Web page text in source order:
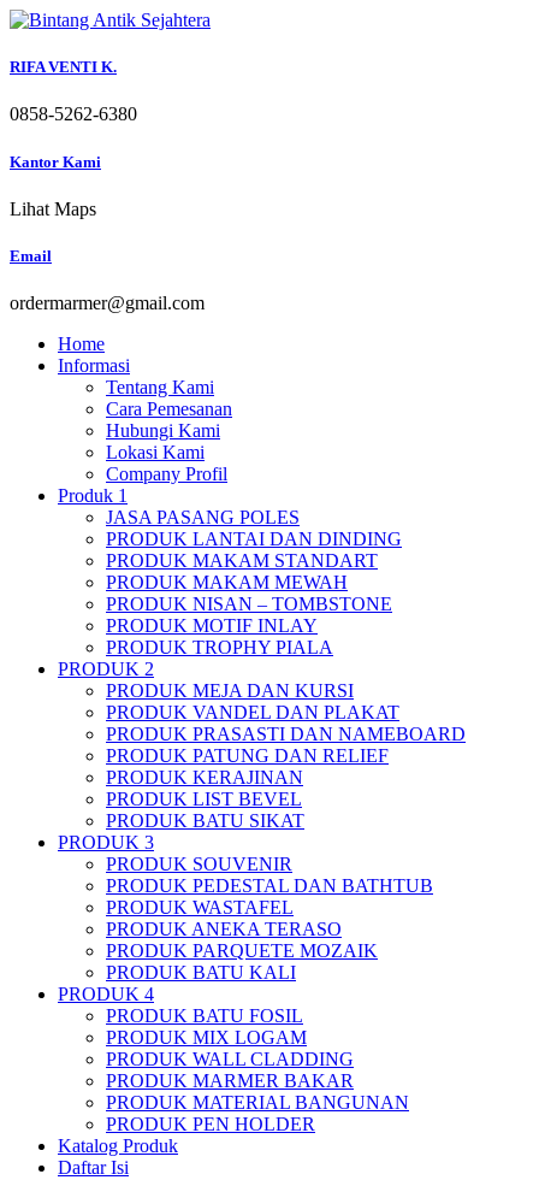
Skip
content
RIFA VENTI K.
0858-5262-6380
Kantor Kami
Lihat Maps
Email
ordermarmer@gmail.com
Home
Informasi
Tentang Kami
Cara Pemesanan
Hubungi Kami
Lokasi Kami
Company Profil
Produk 1
JASA PASANG POLES
PRODUK LANTAI DAN DINDING
PRODUK MAKAM STANDART
PRODUK MAKAM MEWAH
PRODUK NISAN – TOMBSTONE
PRODUK MOTIF INLAY
PRODUK TROPHY PIALA
PRODUK 2
PRODUK MEJA DAN KURSI
PRODUK VANDEL DAN PLAKAT
PRODUK PRASASTI DAN NAMEBOARD
PRODUK PATUNG DAN RELIEF
PRODUK KERAJINAN
PRODUK LIST BEVEL
PRODUK BATU SIKAT
PRODUK 3
PRODUK SOUVENIR
PRODUK PEDESTAL DAN BATHTUB
PRODUK WASTAFEL
PRODUK ANEKA TERASO
PRODUK PARQUETE MOZAIK
PRODUK BATU KALI
PRODUK 4
PRODUK BATU FOSIL
PRODUK MIX LOGAM
PRODUK WALL CLADDING
PRODUK MARMER BAKAR
PRODUK MATERIAL BANGUNAN
PRODUK PEN HOLDER
Katalog Produk
Daftar Isi